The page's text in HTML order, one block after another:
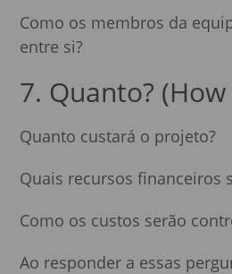
Como os membros da
entre si?
7. Quanto?
Quanto custará o projeto?
Quais recursos financeiros
Como os custos serão
Ao responder a essas